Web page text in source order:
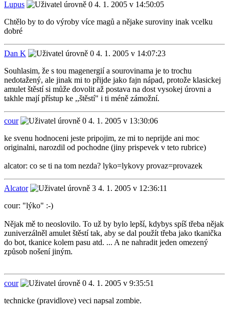
Lupus
4. 1. 2005 v 14:50:05
Chtělo by to do výroby více magů a nějake suroviny inak vcelku
dobré
Dan K
4. 1. 2005 v 14:07:23
Souhlasim, že s tou magenergií a sourovinama je to trochu
nedotažený, ale jinak mi to přijde jako fajn nápad, protože klasickej
amulet štěstí si může dovolit až postava na dost vysokej úrovni a
takhle mají přístup ke ,,štěstí" i ti méně zámožní.
cour
4. 1. 2005 v 13:30:06
ke svenu hodnoceni jeste pripojim, ze mi to neprijde ani moc
originalni, narozdil od pochodne (jiny prispevek v teto rubrice)
alcator: co se ti na tom nezda? lyko=lykovy provaz=provazek
Alcator
4. 1. 2005 v 12:36:11
cour: "lýko" :-)
Nějak mě to neoslovilo. To už by bylo lepší, kdybys spíš třeba nějak
zuniverzálněl amulet štěstí tak, aby se dal použít třeba jako tkanička
do bot, tkanice kolem pasu atd. ... A ne nahradit jeden omezený
způsob nošení jiným.
cour
4. 1. 2005 v 9:35:51
technicke (pravidlove) veci napsal zombie.